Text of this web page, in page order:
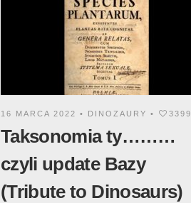
16 MARCA 2022 • DINOZAURY • 3399
Taksonomia ty………
czyli update Bazy
(Tribute to Dinosaurs)